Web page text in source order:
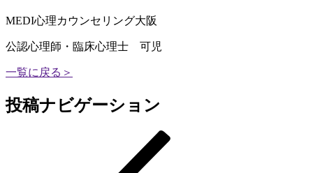
MEDI心理カウンセリング大阪
公認心理師・臨床心理士 可児
一覧に戻る＞
投稿ナビゲーション